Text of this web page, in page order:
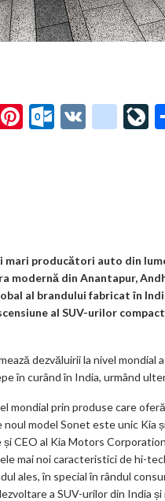
Pi O
m
V
g
o
o
k
ar
producători auto din
din Anantapur,
al brandului fabricat în
al SUV-urilor
dezvăluirii la nivel
în curând în India, urmând
mondial prin produse care
noul model Sonet este unic
CEO al Kia Motors
mai noi caracteristici de hi-
ales, în special în rândul
a SUV-urilor din India